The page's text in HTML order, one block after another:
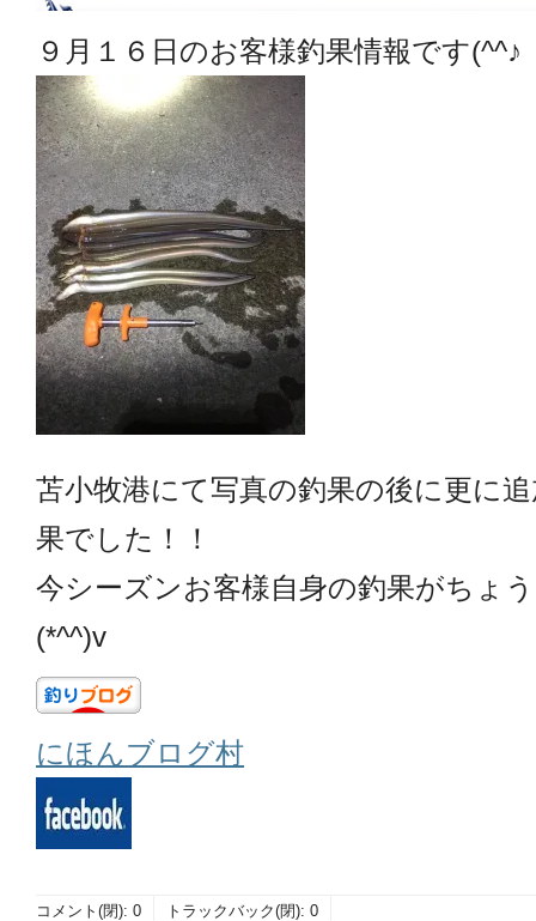
９月１６日のお客様釣果情報です(^^♪
苫小牧港にて写真の釣果の後に更に
果でした！！
今シーズンお客様自身の釣果がちょ
(*^^)v
にほんブログ村
コメント(閉): 0 トラックバック(閉): 0